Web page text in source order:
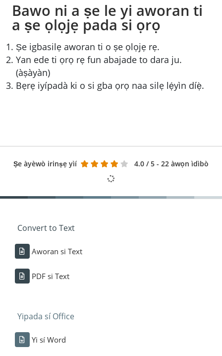
Bawo ni a ṣe le yi aworan ti
a ṣe ọlọjẹ pada si ọrọ
Ṣe igbasilẹ aworan ti o ṣe ọlọjẹ rẹ.
Yan ede ti ọrọ rẹ fun abajade to dara ju.
(àṣàyàn)
Bẹrẹ iyípadà ki o si gba ọrọ naa silẹ lẹ́yìn díẹ̀.
Ṣe àyèwò irinṣẹ yìí 4.0 / 5 - 22 àwọn ìdìbò
Convert to Text
Aworan si Text
PDF si Text
Yipada sí Office
Yi sí Word